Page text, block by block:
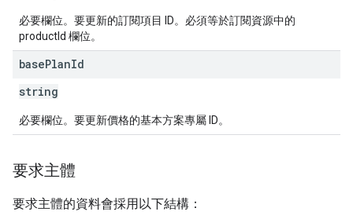
必要欄位。要更新的訂閱項目 ID。必須等於訂閱資源中的
productId 欄位。
basePlanId
string
必要欄位。要更新價格的基本方案專屬 ID。
要求主體
要求主體的資料會採用以下結構：